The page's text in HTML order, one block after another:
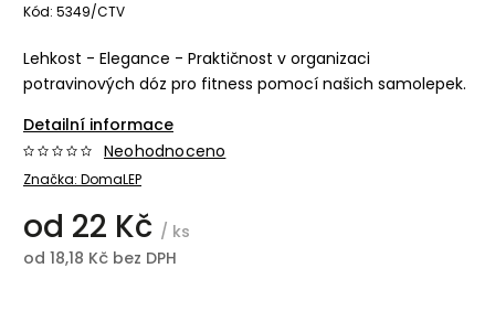
Kód: 5349/CTV
Lehkost - Elegance - Praktičnost v organizaci
potravinových dóz pro fitness pomocí našich samolepek.
Detailní informace
Značka: DomaLEP
Neohodnoceno
od 22 Kč / ks
od 18,18 Kč bez DPH